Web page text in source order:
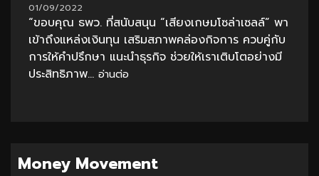
01/09/2022
“ขอบคุณ ธพว. ที่สนับสนุน “เสียงเกษมโซล่าเซลล์” พา
เข้าถึงแหล่งเงินทุน เสริมสภาพคล่องกิจการ ควบคู่กับ
การให้คำปรึกษา แนะนำธุรกิจ ช่วยให้เราเติบโตอย่างมี
ประสิทธิภาพ... อ่านต่อ
Money Movement